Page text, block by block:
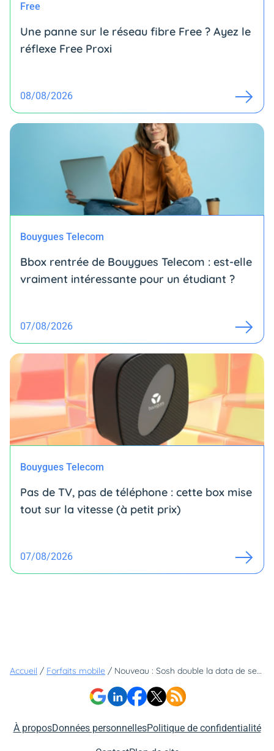
Free
Une panne sur le réseau fibre Free ? Ayez le
réflexe Free Proxi
08/08/2026
Bouygues Telecom
Bbox rentrée de Bouygues Telecom : est-elle
vraiment intéressante pour un étudiant ?
07/08/2026
Bouygues Telecom
Pas de TV, pas de téléphone : cette box mise
tout sur la vitesse (à petit prix)
07/08/2026
Accueil / Forfaits mobile / Nouveau : Sosh double la data de ses forfaits mobile sans toucher au prix
À proposDonnées personnellesPolitique de confidentialité